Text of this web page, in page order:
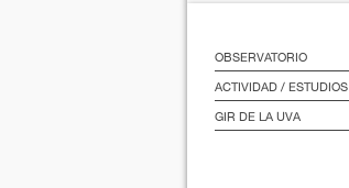
OBSERVATORIO
ACTIVIDAD / ESTUDIOS
GIR DE LA UVA